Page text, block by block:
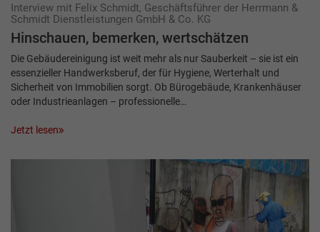
Interview mit Felix Schmidt, Geschäftsführer der Herrmann &
Schmidt Dienstleistungen GmbH & Co. KG
Hinschauen, bemerken, wertschätzen
Die Gebäudereinigung ist weit mehr als nur Sauberkeit – sie ist ein
essenzieller Handwerksberuf, der für Hygiene, Werterhalt und
Sicherheit von Immobilien sorgt. Ob Bürogebäude, Krankenhäuser
oder Industrieanlagen – professionelle…
Jetzt lesen